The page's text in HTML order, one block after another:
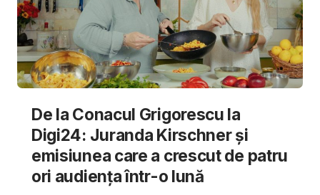
De la Conacul Grigorescu la
Digi24: Juranda Kirschner și
emisiunea care a crescut de patru
ori audiența într-o lună